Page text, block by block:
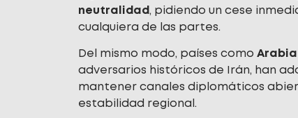
neutralidad , pidiendo un cese
cualquiera de las partes.
Del mismo modo, países como
adversarios históricos de Irán, han
mantener canales diplomáticos
estabilidad regional.